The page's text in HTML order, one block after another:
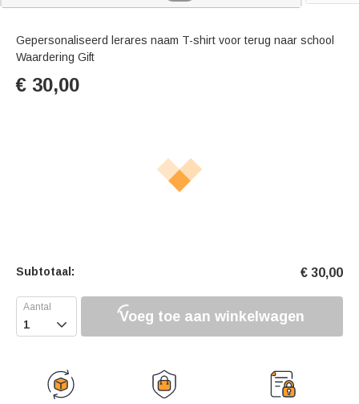
Gepersonaliseerd lerares naam T-shirt voor terug naar school
Waardering Gift
€ 30,00
Subtotaal: € 30,00
 Voeg toe aan winkelwagen